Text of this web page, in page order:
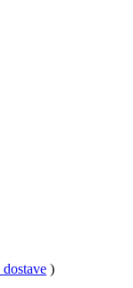
)